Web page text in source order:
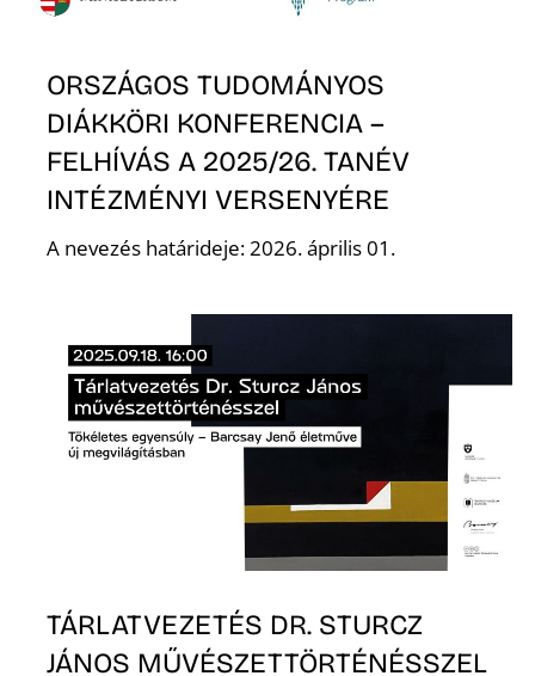
ORSZÁGOS TUDOMÁNYOS
DIÁKKÖRI KONFERENCIA –
FELHÍVÁS A 2025/26. TANÉV
INTÉZMÉNYI VERSENYÉRE
A nevezés határideje: 2026. április 01.
TÁRLATVEZETÉS DR. STURCZ
JÁNOS MŰVÉSZETTÖRTÉNÉSSZEL